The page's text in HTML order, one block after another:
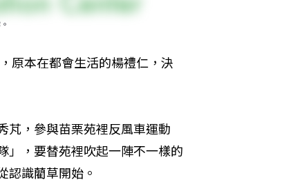
原本在都會生活的楊禮仁，決
芃，參與苗栗苑裡反風車運動
」，要替苑裡吹起一陣不一樣的
認識藺草開始。